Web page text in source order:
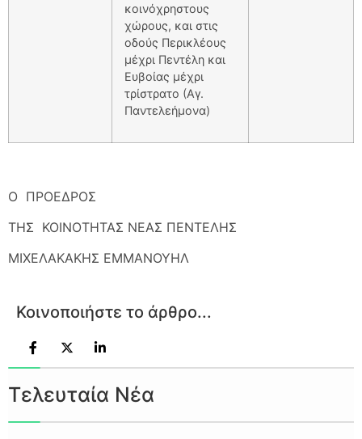
κοινόχρηστους
χώρους, και στις
οδούς Περικλέους
μέχρι Πεντέλη και
Ευβοίας μέχρι
τρίστρατο (Αγ.
Παντελεήμονα)
Ο ΠΡΟΕΔΡΟΣ
ΤΗΣ ΚΟΙΝΟΤΗΤΑΣ ΝΕΑΣ ΠΕΝΤΕΛΗΣ
ΜΙΧΕΛΑΚΑΚΗΣ ΕΜΜΑΝΟΥΗΛ
Κοινοποιήστε το άρθρο...
Τελευταία Νέα